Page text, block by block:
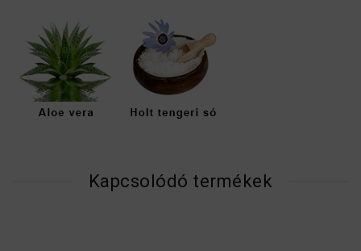
Kapcsolódó termékek